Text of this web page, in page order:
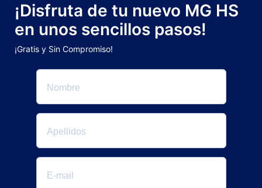
¡Disfruta de tu nuevo MG HS
en unos sencillos pasos!
¡Gratis y Sin Compromiso!